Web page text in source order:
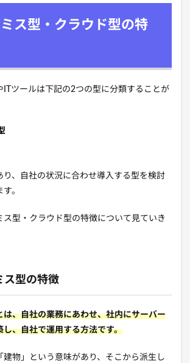
ス型・クラウド型の特
ITツールは下記の2つの型に分類することが
り、自社の状況に合わせ導入する型を検討
。
ス型・クラウド型の特徴について見ていき
ス型の特徴
は、自社の業務にあわせ、社内にサーバー
し、自社で運用する方法です。
建物」という意味があり、そこから派生し